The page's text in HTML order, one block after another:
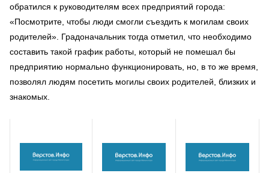
обратился к руководителям всех предприятий города:
«Посмотрите, чтобы люди смогли съездить к могилам своих
родителей». Градоначальник тогда отметил, что необходимо
составить такой график работы, который не помешал бы
предприятию нормально функционировать, но, в то же время,
позволял людям посетить могилы своих родителей, близких и
знакомых.